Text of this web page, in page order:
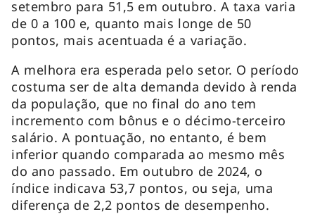
setembro para 51,5 em outubro. A taxa varia
de 0 a 100 e, quanto mais longe de 50
pontos, mais acentuada é a variação.
A melhora era esperada pelo setor. O período
costuma ser de alta demanda devido à renda
da população, que no final do ano tem
incremento com bônus e o décimo-terceiro
salário. A pontuação, no entanto, é bem
inferior quando comparada ao mesmo mês
do ano passado. Em outubro de 2024, o
índice indicava 53,7 pontos, ou seja, uma
diferença de 2,2 pontos de desempenho.